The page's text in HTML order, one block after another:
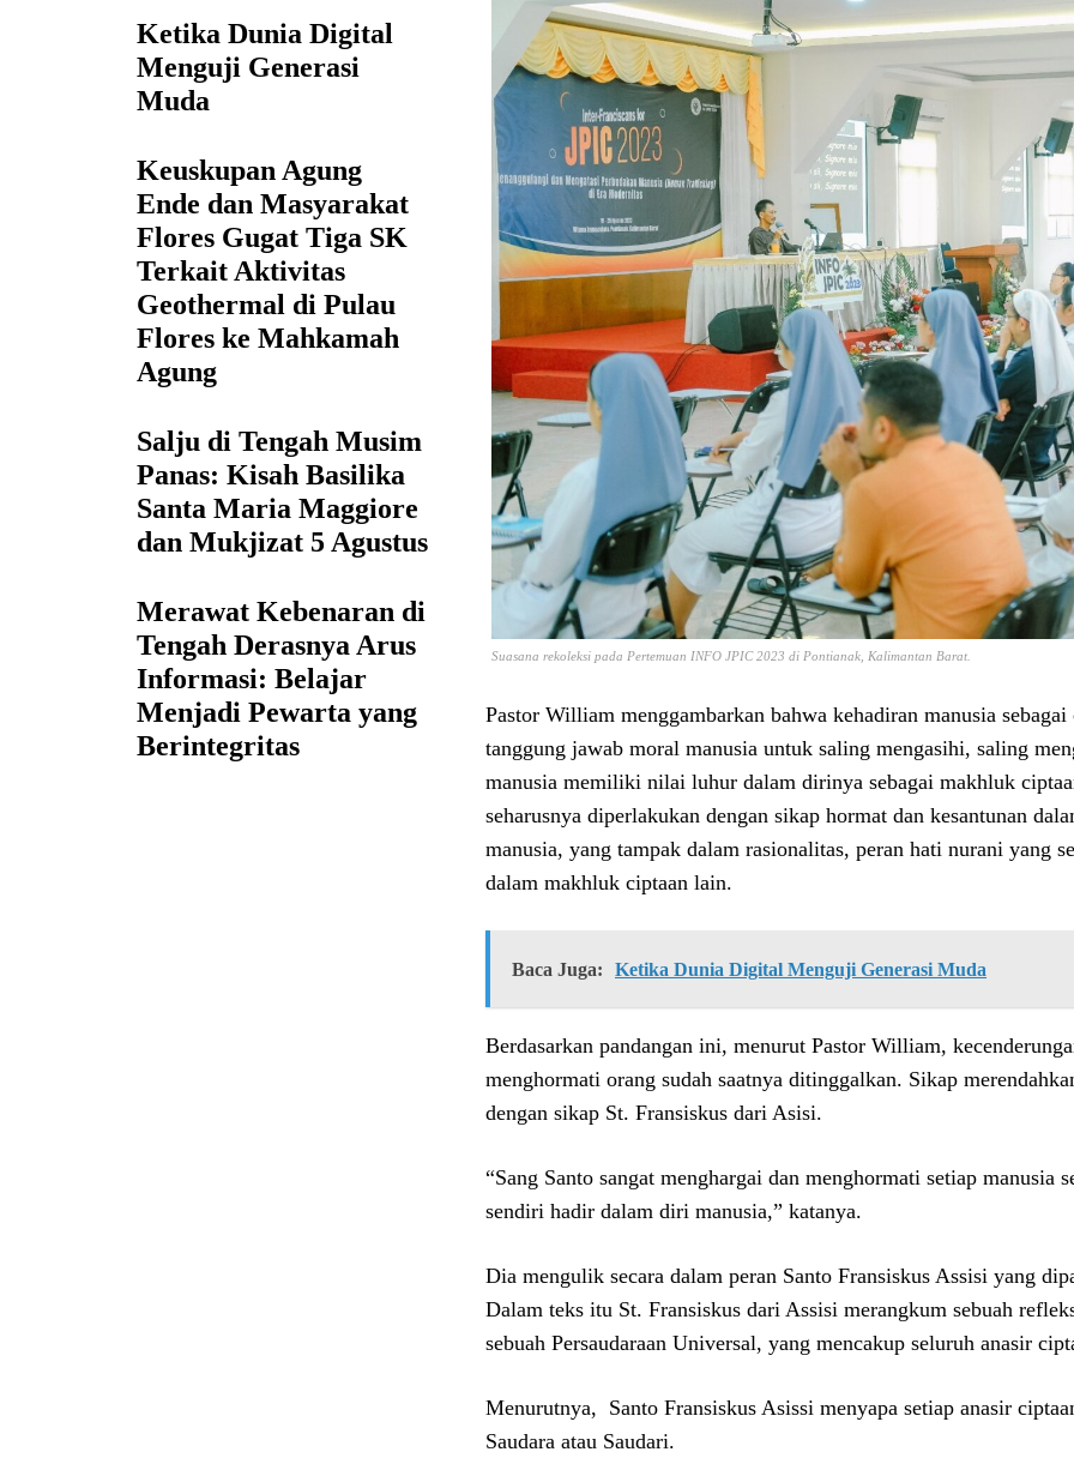
Ketika Dunia Digital
Menguji Generasi
Muda
Keuskupan Agung
Ende dan Masyarakat
Flores Gugat Tiga SK
Terkait Aktivitas
Geothermal di Pulau
Flores ke Mahkamah
Agung
Salju di Tengah Musim
Panas: Kisah Basilika
Santa Maria Maggiore
dan Mukjizat 5 Agustus
Merawat Kebenaran di
Tengah Derasnya Arus
Informasi: Belajar
Menjadi Pewarta yang
Berintegritas
Suasana rekoleksi pada Pertemuan INFO JPIC 2023 di Pontianak, Kalimantan Barat.
Pastor William menggambarkan bahwa kehadiran manusia
tanggung jawab moral manusia untuk saling mengasihi, saling
manusia memiliki nilai luhur dalam dirinya sebagai makhluk
seharusnya diperlakukan dengan sikap hormat dan kesantunan
manusia, yang tampak dalam rasionalitas, peran hati nurani yang
dalam makhluk ciptaan lain.
Baca Juga: Ketika Dunia Digital Menguji Generasi Muda
Berdasarkan pandangan ini, menurut Pastor William,
menghormati orang sudah saatnya ditinggalkan. Sikap
dengan sikap St. Fransiskus dari Asisi.
“Sang Santo sangat menghargai dan menghormati setiap manusia
sendiri hadir dalam diri manusia,” katanya.
Dia mengulik secara dalam peran Santo Fransiskus Assisi yang
Dalam teks itu St. Fransiskus dari Assisi merangkum sebuah
sebuah Persaudaraan Universal, yang mencakup seluruh anasir
Menurutnya, Santo Fransiskus Asissi menyapa setiap anasir
Saudara atau Saudari.